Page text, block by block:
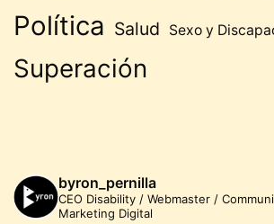
Política Salud Sexo y
Superación
byron_pernilla
CEO Disability / Webmaster /
Marketing Digital